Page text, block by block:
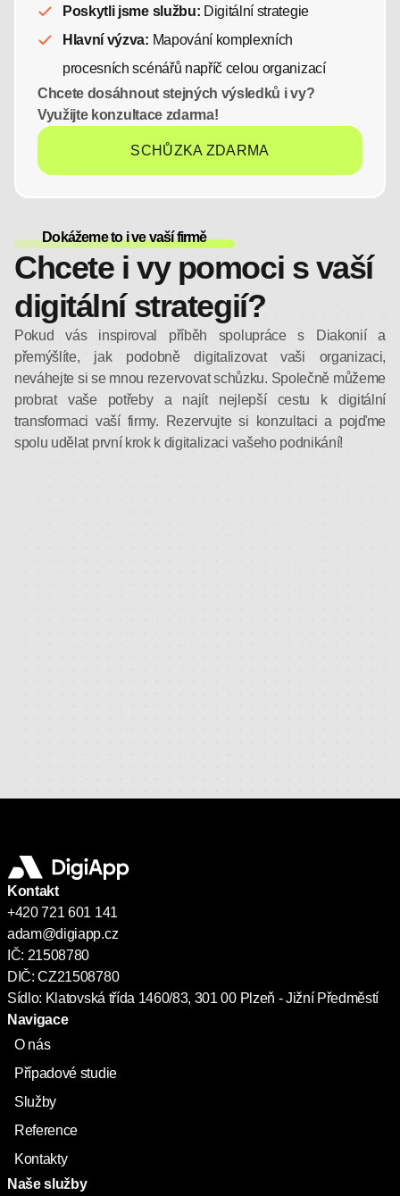
Poskytli jsme službu: Digitální strategie
Hlavní výzva: Mapování komplexních
procesních scénářů napříč celou organizací
Chcete dosáhnout stejných výsledků i vy?
Využijte konzultace zdarma!
SCHŮZKA ZDARMA
Dokážeme to i ve vaší firmě
Chcete i vy pomoci s vaší
digitální strategií?
Pokud vás inspiroval příběh spolupráce s Diakonií a
přemýšlíte, jak podobně digitalizovat vaši organizaci,
neváhejte si se mnou rezervovat schůzku. Společně můžeme
probrat vaše potřeby a najít nejlepší cestu k digitální
transformaci vaší firmy. Rezervujte si konzultaci a pojďme
spolu udělat první krok k digitalizaci vašeho podnikání!
Kontakt
+420 721 601 141
adam@digiapp.cz
IČ: 21508780
DIČ: CZ21508780
Sídlo: Klatovská třída 1460/83, 301 00 Plzeň - Jižní Předměstí
Navigace
O nás
Případové studie
Služby
Reference
Kontakty
Naše služby